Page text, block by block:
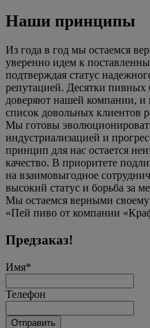
Наши принципы
Из года в год мы остаемся
уверенно идем к
подтверждая статус
репутацией. Десятки пивных
доверяют нашей компании, и
список довольных клиентов
Мы готовы
индустриализацией и
принцип для нас остается
качество. В приоритете
на взаимовыгодное
высокий статус и борьба за
Мы остаемся верными
«Пей пиво от компании
Предзаказ!
Имя*
Телефон
Отправить